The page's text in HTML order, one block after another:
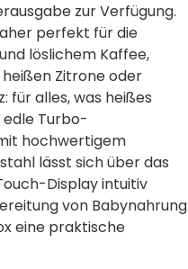
zur Verfügung.
perfekt für die
löslichem Kaffee,
Zitrone oder
für alles, was heißes
Turbo-
hochwertigem
lässt sich über das
Display intuitiv
von Babynahrung
eine praktische